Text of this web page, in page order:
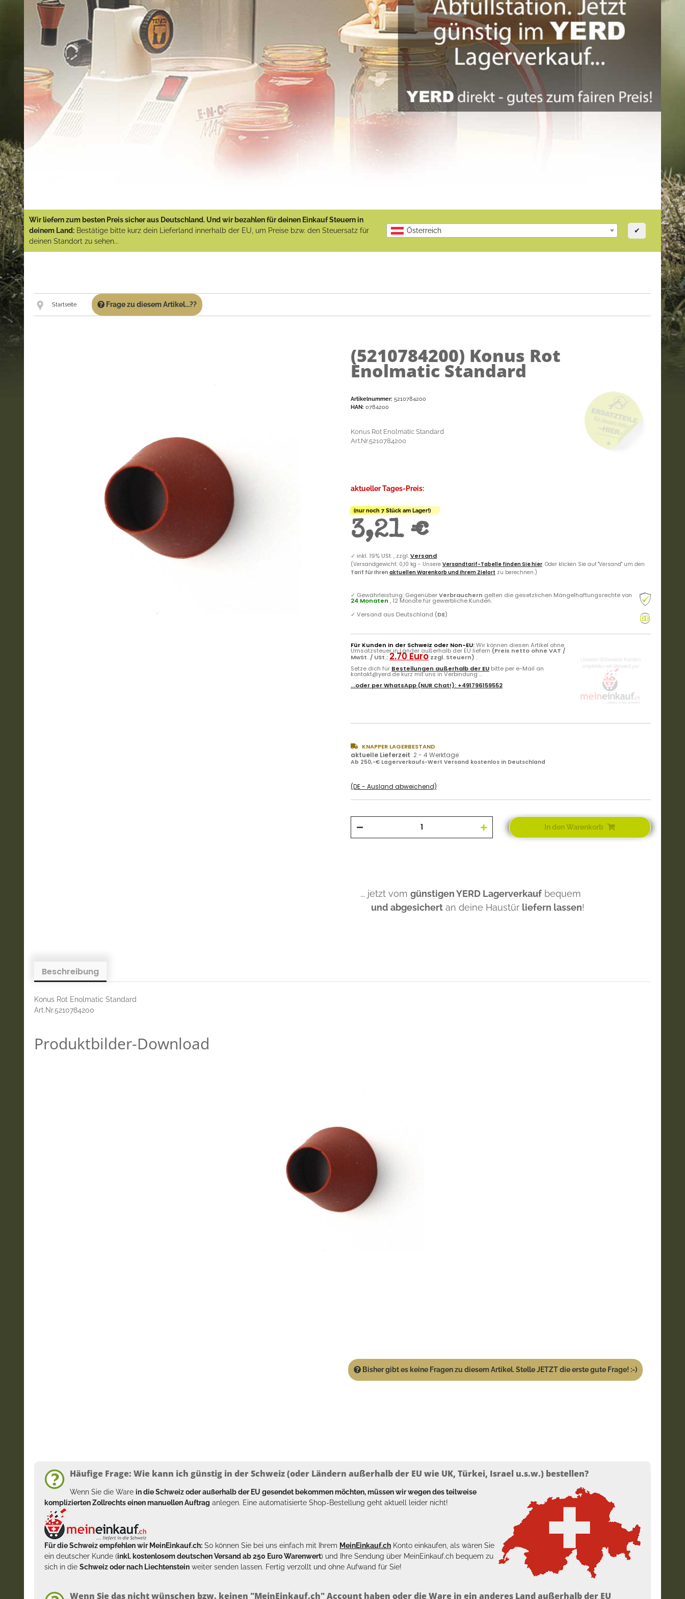
Wir liefern zum besten Preis sicher aus Deutschland. Und wir bezahlen für deinen Einkauf Steuern in
deinem Land: Bestätige bitte kurz dein Lieferland innerhalb der EU, um Preise bzw. den Steuersatz für
deinen Standort zu sehen...
Österreich ✔
Startseite Frage zu diesem Artikel...??
(5210784200) Konus Rot
Enolmatic Standard
Artikelnummer: 5210784200
HAN: 0784200
Konus Rot Enolmatic Standard
Art.Nr.5210784200
aktueller Tages-Preis:
(nur noch 7 Stück am Lager!)
3,21 €
✓ inkl. 19% USt. , zzgl.Versand
(Versandgewicht: 0,10 kg - Unsere Versandtarif-Tabelle finden Sie hier. Oder klicken Sie auf "Versand" um den
Tarif für Ihren aktuellen Warenkorb und Ihrem Zielort zu berechnen.)
✓ Gewährleistung: GegenüberVerbrauchern gelten die gesetzlichen Mängelhaftungsrechte von
24 Monaten , 12 Monate für gewerbliche Kunden.
✓ Versand aus Deutschland (DE)
Für Kunden in der Schweiz oder Non-EU:Wir können diesen Artikel ohne
Umsatzsteuer in Länder außerhalb der EU liefern (Preis netto ohne VAT /
MwSt. / USt.: 2.70 Euro zzgl. Steuern) .
Setze dich für Bestellungen außerhalb der EU bitte per e-Mail an
kontakt@yerd.de kurz mit uns in Verbindung ...
...oder perWhatsApp (NUR Chat!): +491796159552
KNAPPER LAGERBESTAND
aktuelle Lieferzeit: 2 - 4 Werktage
Ab 250,-€ Lagerverkaufs-Wert Versand kostenlos in Deutschland
(DE - Ausland abweichend)
In den Warenkorb
... jetzt vom günstigen YERD Lagerverkauf bequem
und abgesichert an deine Haustür liefern lassen!
Beschreibung
Konus Rot Enolmatic Standard
Art.Nr.5210784200
Produktbilder-Download
Bisher gibt es keine Fragen zu diesem Artikel. Stelle JETZT die erste gute Frage! :-)
Häufige Frage: Wie kann ich günstig in der Schweiz (oder Ländern außerhalb der EU wie UK, Türkei, Israel u.s.w.) bestellen?
Wenn Sie die Ware in die Schweiz oder außerhalb der EU gesendet bekommen möchten, müssen wir wegen des teilweise
komplizierten Zollrechts einen manuellen Auftrag anlegen. Eine automatisierte Shop-Bestellung geht aktuell leider nicht!
Für die Schweiz empfehlen wir MeinEinkauf.ch: So können Sie bei uns einfach mit Ihrem MeinEinkauf.ch Konto einkaufen, als wären Sie
ein deutscher Kunde (inkl. kostenlosem deutschen Versand ab 250 Euro Warenwert) und Ihre Sendung über MeinEinkauf.ch bequem zu
sich in die Schweiz oder nach Liechtenstein weiter senden lassen. Fertig verzollt und ohne Aufwand für Sie!
Wenn Sie das nicht wünschen bzw. keinen "MeinEinkauf.ch" Account haben oder die Ware in ein anderes Land außerhalb der EU